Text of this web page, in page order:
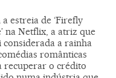
a estreia de ‘Firefly
na Netflix, a atriz que
considerada a rainha
românticas
recuperar o crédito